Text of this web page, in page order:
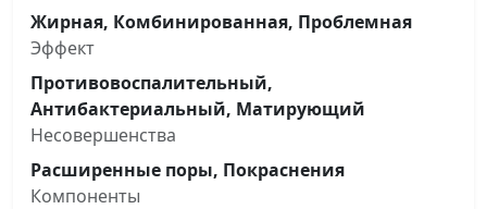
Жирная, Комбинированная, Проблемная
Эффект
Противовоспалительный,
Антибактериальный, Матирующий
Несовершенства
Расширенные поры, Покраснения
Компоненты